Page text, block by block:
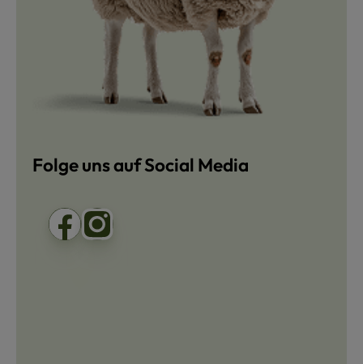
Folge uns auf Social Media